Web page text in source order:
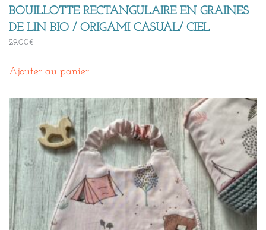
BOUILLOTTE RECTANGULAIRE EN GRAINES
DE LIN BIO / ORIGAMI CASUAL/ CIEL
29,00€
Ajouter au panier